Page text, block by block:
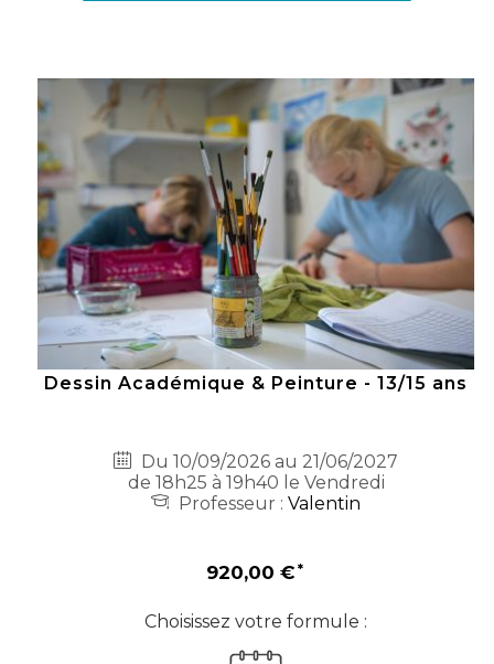
Dessin Académique & Peinture - 13/15 ans
Du 10/09/2026 au 21/06/2027
de 18h25 à 19h40 le Vendredi
Professeur :Valentin
920,00 €
Choisissez votre formule :